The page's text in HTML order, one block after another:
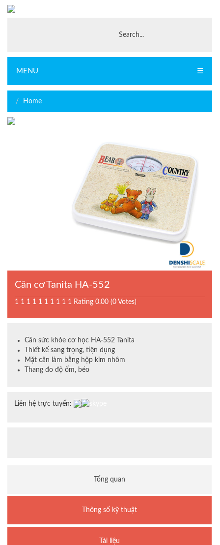
MENU ☰
Home
Cân cơ Tanita HA-552
1 1 1 1 1 1 1 1 1 1 Rating 0.00 (0 Votes)
Cân sức khỏe cơ học HA-552 Tanita
Thiết kế sang trọng, tiện dụng
Mặt cân làm bằng hộp kim nhôm
Thang đo độ ốm, béo
Liên hệ trực tuyến:
Tổng quan
Thông số kỹ thuật
Tài liệu